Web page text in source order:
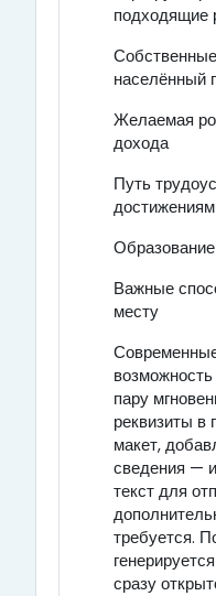
подходящие
населённый
Желаемая
дохода
Путь
Важные
месту
пару
реквизиты в
макет,
сведения —
текст для
требуется.
сразу